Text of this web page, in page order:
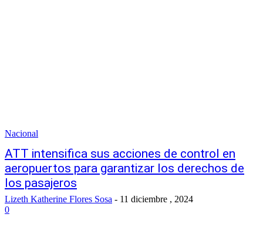
Nacional
ATT intensifica sus acciones de control en
aeropuertos para garantizar los derechos de
los pasajeros
Lizeth Katherine Flores Sosa - 11 diciembre , 2024
0